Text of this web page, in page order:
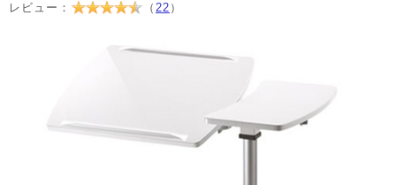
レビュー： （ 22 ）